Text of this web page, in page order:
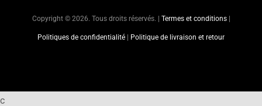
Copyright © 2026. Tous droits réservés. | Termes et conditions|
Politiques de confidentialité Politique de livraison et retour
c